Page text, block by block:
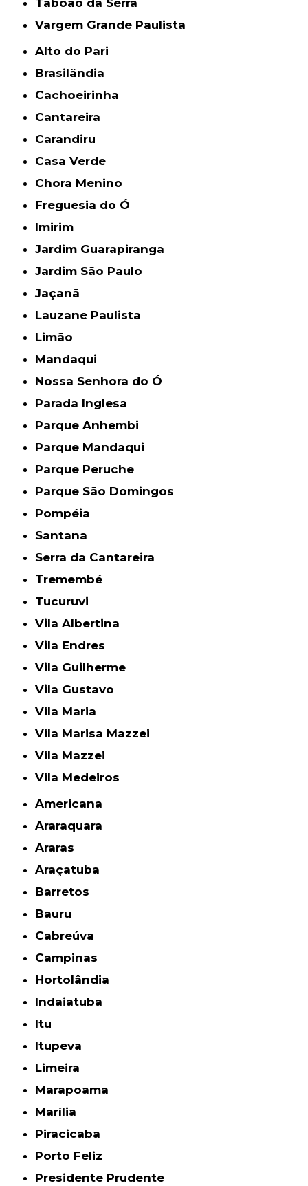
Taboão da Serra
Vargem Grande Paulista
Alto do Pari
Brasilândia
Cachoeirinha
Cantareira
Carandiru
Casa Verde
Chora Menino
Freguesia do Ó
Imirim
Jardim Guarapiranga
Jardim São Paulo
Jaçanã
Lauzane Paulista
Limão
Mandaqui
Nossa Senhora do Ó
Parada Inglesa
Parque Anhembi
Parque Mandaqui
Parque Peruche
Parque São Domingos
Pompéia
Santana
Serra da Cantareira
Tremembé
Tucuruvi
Vila Albertina
Vila Endres
Vila Guilherme
Vila Gustavo
Vila Maria
Vila Marisa Mazzei
Vila Mazzei
Vila Medeiros
Americana
Araraquara
Araras
Araçatuba
Barretos
Bauru
Cabreúva
Campinas
Hortolândia
Indaiatuba
Itu
Itupeva
Limeira
Marapoama
Marília
Piracicaba
Porto Feliz
Presidente Prudente